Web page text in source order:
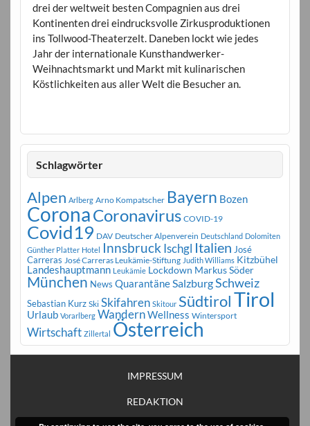
drei der weltweit besten Compagnien aus drei
Kontinenten drei eindrucksvolle Zirkusproduktionen
ins Tollwood-Theaterzelt. Daneben lockt wie jedes
Jahr der internationale Kunsthandwerker-
Weihnachtsmarkt und Markt mit kulinarischen
Köstlichkeiten aus aller Welt die Besucher an.
Schlagwörter
Alpen Arlberg Arno Kompatscher Bayern Bozen
CoronaCoronavirus COVID-19
Covid19 DAV Deutscher Alpenverein Deutschland Dolomiten
Günther Platter Hotel Innsbruck Ischgl Italien José
Carreras José Carreras Leukämie-Stiftung Judith Williams Kitzbühel
Landeshauptmann Leukämie Lockdown Markus Söder
München News Quarantäne SalzburgSchweiz
Sebastian Kurz Ski Skifahren Skitour SüdtirolTirol
Urlaub Vorarlberg WandernWellness Wintersport
Wirtschaft Zillertal Österreich
IMPRESSUM
REDAKTION